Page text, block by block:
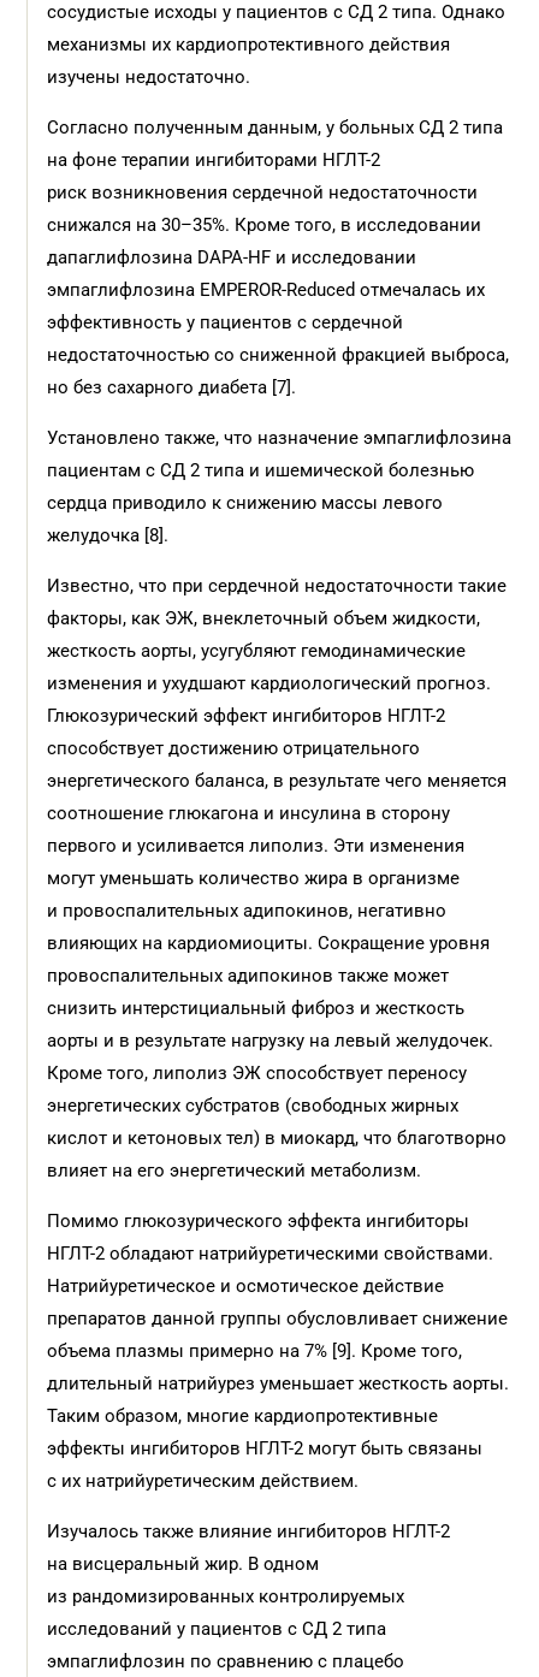
сосудистые исходы у пациентов с СД 2 типа. Однако
механизмы их кардиопротективного действия
изучены недостаточно.
Согласно полученным данным, у больных СД 2 типа
на фоне терапии ингибиторами НГЛТ-2
риск возникновения сердечной недостаточности
снижался на 30–35%. Кроме того, в исследовании
дапаглифлозина DAPA-HF и исследовании
эмпаглифлозина EMPEROR-Reduced отмечалась их
эффективность у пациентов с сердечной
недостаточностью со сниженной фракцией выброса,
но без сахарного диабета [7].
Установлено также, что назначение эмпаглифлозина
пациентам с СД 2 типа и ишемической болезнью
сердца приводило к снижению массы левого
желудочка [8].
Известно, что при сердечной недостаточности такие
факторы, как ЭЖ, внеклеточный объем жидкости,
жесткость аорты, усугубляют гемодинамические
изменения и ухудшают кардиологический прогноз.
Глюкозурический эффект ингибиторов НГЛТ-2
способствует достижению отрицательного
энергетического баланса, в результате чего меняется
соотношение глюкагона и инсулина в сторону
первого и усиливается липолиз. Эти изменения
могут уменьшать количество жира в организме
и провоспалительных адипокинов, негативно
влияющих на кардиомиоциты. Сокращение уровня
провоспалительных адипокинов также может
снизить интерстициальный фиброз и жесткость
аорты и в результате нагрузку на левый желудочек.
Кроме того, липолиз ЭЖ способствует переносу
энергетических субстратов (свободных жирных
кислот и кетоновых тел) в миокард, что благотворно
влияет на его энергетический метаболизм.
Помимо глюкозурического эффекта ингибиторы
НГЛТ-2 обладают натрийуретическими свойствами.
Натрийуретическое и осмотическое действие
препаратов данной группы обусловливает снижение
объема плазмы примерно на 7% [9]. Кроме того,
длительный натрийурез уменьшает жесткость аорты.
Таким образом, многие кардиопротективные
эффекты ингибиторов НГЛТ-2 могут быть связаны
с их натрийуретическим действием.
Изучалось также влияние ингибиторов НГЛТ-2
на висцеральный жир. В одном
из рандомизированных контролируемых
исследований у пациентов с СД 2 типа
эмпаглифлозин по сравнению с плацебо